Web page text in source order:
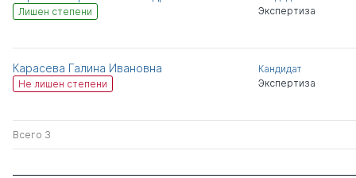
Лишен степени
Экспертиза
Карасева Галина Ивановна
Не лишен степени
Кандидат
Экспертиза
Всего 3